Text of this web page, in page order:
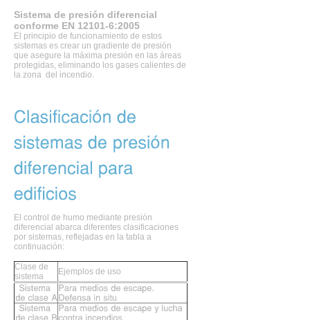
Sistema de presión diferencial
conforme EN 12101-6:2005
El principio de funcionamiento de estos
sistemas es crear un gradiente de presión
que asegure la máxima presión en las áreas
protegidas, eliminando los gases calientes de
la zona del incendio.
El control de humo mediante presión
diferencial abarca diferentes clasificaciones
por sistemas, reflejadas en la tabla a
continuación:
Clase de
sistema
Ejemplos de uso